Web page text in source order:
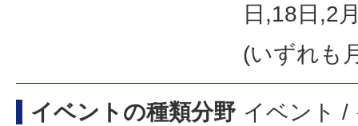
日,18日,2
(いずれも
イベントの種類分野 イベント /